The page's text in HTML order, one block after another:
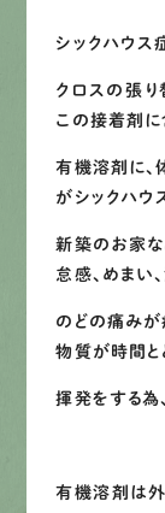
シックハウス
クロスの張り
この接着剤に
有機溶剤に、
がシックハウ
新築のお家な
怠感、めまい、
のどの痛みが
物質が時間と
揮発をする為
有機溶剤は